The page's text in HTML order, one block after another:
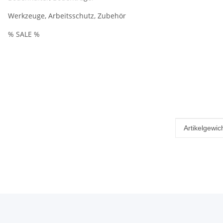
Wert
Werkzeuge, Arbeitsschutz, Zubehör
% SALE %